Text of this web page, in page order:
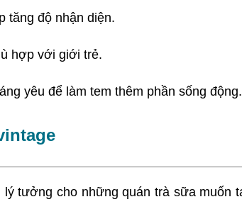
tăng độ nhận diện.
hợp với giới trẻ.
yêu để làm tem thêm phần sống động.
tưởng cho những quán trà sữa muốn